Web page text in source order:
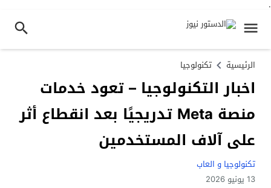
.
الرئيسية تكنولوجيا
اخبار التكنولوجيا – تعود خدمات
منصة Meta تدريجيًا بعد انقطاع أثر
على آلاف المستخدمين
تكنولوجيا و العاب
13 يونيو 2026